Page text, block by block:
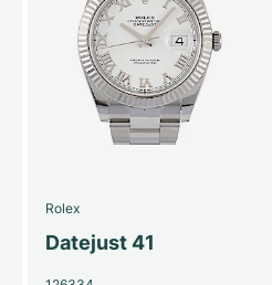
Rolex
Datejust 41